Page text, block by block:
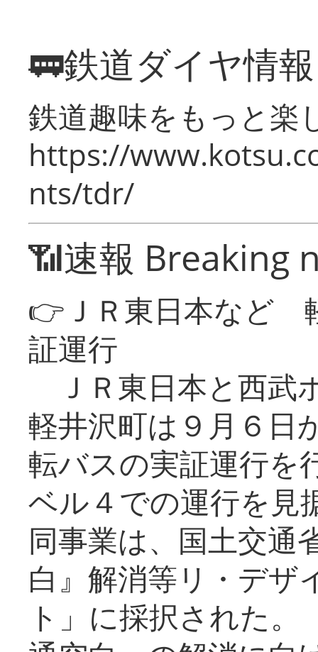
🚃鉄道ダイヤ情
鉄道趣味をもっと楽
https://
nts/tdr/
📶速報 Breaking
👉ＪＲ東日本など
証運行
ＪＲ東日本と西武
軽井沢町は９月６日
転バスの実証運行を
ベル４での運行を見
同事業は、国土交通
白』解消等リ・デザ
ト」に採択された